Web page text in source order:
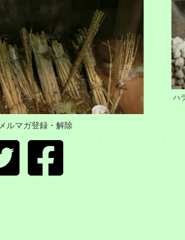
ハ
メルマガ登録・解除